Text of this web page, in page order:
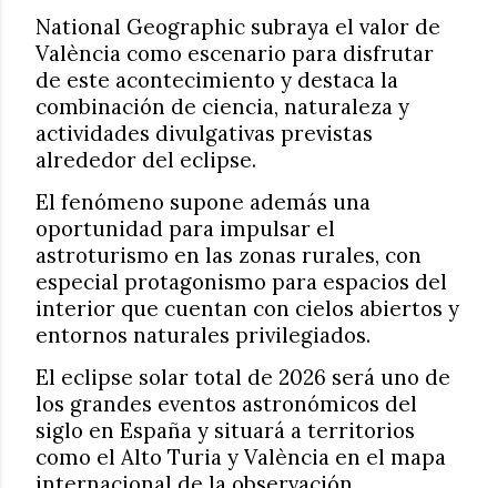
National Geographic subraya el valor de
València como escenario para disfrutar
de este acontecimiento y destaca la
combinación de ciencia, naturaleza y
actividades divulgativas previstas
alrededor del eclipse.
El fenómeno supone además una
oportunidad para impulsar el
astroturismo en las zonas rurales, con
especial protagonismo para espacios del
interior que cuentan con cielos abiertos y
entornos naturales privilegiados.
El eclipse solar total de 2026 será uno de
los grandes eventos astronómicos del
siglo en España y situará a territorios
como el Alto Turia y València en el mapa